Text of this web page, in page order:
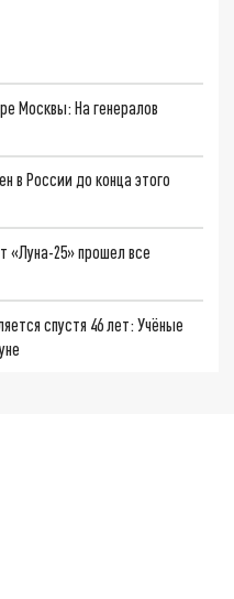
Москвы: На генералов
в России до конца этого
«Луна-25» прошел все
спустя 46 лет: Учёные